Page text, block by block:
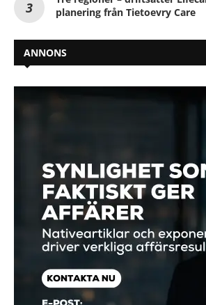
planering från Tietoevry Care
ANNONS